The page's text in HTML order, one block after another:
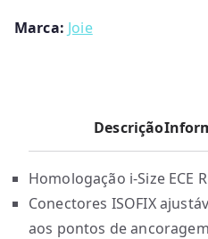
9
Marca: Joie
Descrição
Homologação i-Size ECE
Conectores ISOFIX
aos pontos de